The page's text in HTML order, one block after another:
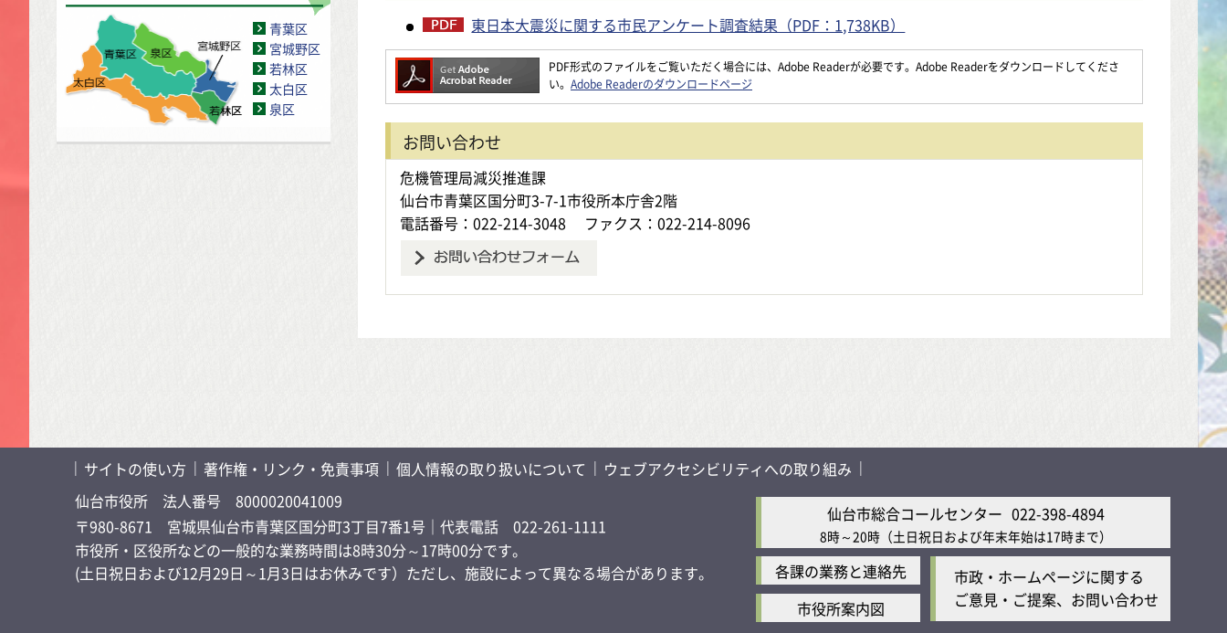
青葉区
宮城野区
若林区
太白区
泉区
東日本大震災に関する市民アンケート調査結果（PDF：1,738KB）
PDF形式のファイルをご覧いただく場合には、Adobe Readerが必要です。Adobe Readerをダウンロードしてくださ
い。 Adobe Readerのダウンロードページ
お問い合わせ
危機管理局減災推進課
仙台市青葉区国分町3-7-1市役所本庁舎2階
電話番号：022-214-3048
ファクス：022-214-8096
サイトの使い方 著作権・リンク・免責事項 個人情報の取り扱いについて
ウェブアクセシビリティへの取り組み
仙台市役所 法人番号 8000020041009
〒980-8671 宮城県仙台市青葉区国分町3丁目7番1号 ｜代表電話 022-261-1111
市役所・区役所などの一般的な業務時間は8時30分～17時00分です。
(土日祝日および12月29日～1月3日はお休みです）ただし、施設によって異なる場合があります。
仙台市総合コールセンター 022-398-4894
8時～20時 （土日祝日および年末年始は17時まで）
各課の業務と連絡先
市役所案内図
市政・ホームページに関する
ご意見・ご提案、お問い合わせ